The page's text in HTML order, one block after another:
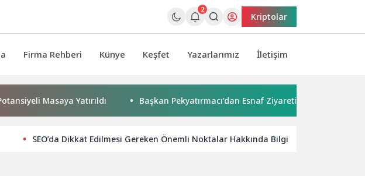
2
Kriptolar
Firma Rehberi Künye Keşfet Yazarlarımız İletişim
Masaya Yatırıldı Başkan Pekyatırmacı’dan Esnaf Ziyareti
SEO’da Dikkat Edilmesi Gereken Önemli Noktalar Hakkında Bilgi